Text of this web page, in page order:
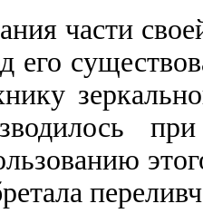
части
его